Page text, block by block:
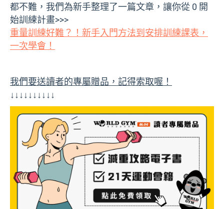
都不難，我們為新手整理了一篇文章，讓你從 0 開
始訓練計畫>>>
重量訓練好難？！新手入門方法到安排訓練課表，
一次學會！
我們要送讀者的專屬贈品，記得索取喔！
↓↓↓↓↓↓↓↓↓↓